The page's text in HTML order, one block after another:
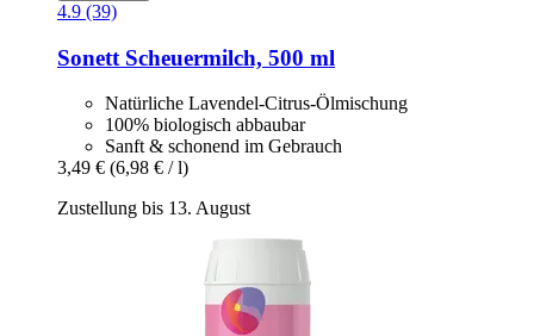
4.9 (39)
Sonett Scheuermilch, 500 ml
Natürliche Lavendel-Citrus-Ölmischung
100% biologisch abbaubar
Sanft & schonend im Gebrauch
3,49 € (6,98 € / l)
Zustellung bis 13. August